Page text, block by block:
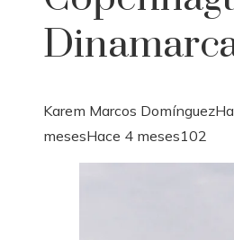
Karem Marcos Domínguez
mesesHace 4 meses102